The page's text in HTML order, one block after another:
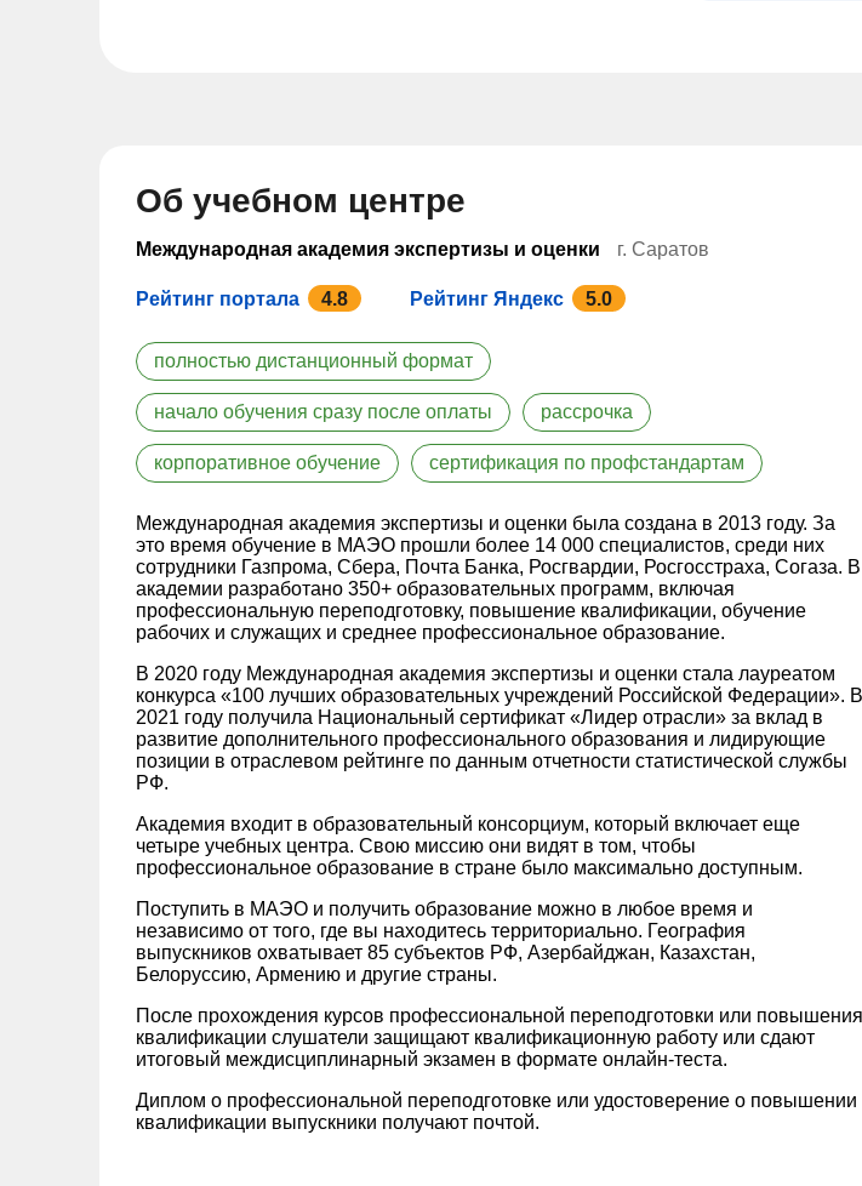
Об учебном центре
Международная академия экспертизы и оценки г. Саратов
Рейтинг портала 4.8 Рейтинг Яндекс 5.0
полностью дистанционный формат
начало обучения сразу после оплаты рассрочка
корпоративное обучение сертификация по профстандартам
Международная академия экспертизы и оценки была создана в 2013 году. За
это время обучение в МАЭО прошли более 14 000 специалистов, среди них
сотрудники Газпрома, Сбера, Почта Банка, Росгвардии, Росгосстраха, Согаза. В
академии разработано 350+ образовательных программ, включая
профессиональную переподготовку, повышение квалификации, обучение
рабочих и служащих и среднее профессиональное образование.
В 2020 году Международная академия экспертизы и оценки стала лауреатом
конкурса «100 лучших образовательных учреждений Российской Федерации». В
2021 году получила Национальный сертификат «Лидер отрасли» за вклад в
развитие дополнительного профессионального образования и лидирующие
позиции в отраслевом рейтинге по данным отчетности статистической службы
РФ.
Академия входит в образовательный консорциум, который включает еще
четыре учебных центра. Свою миссию они видят в том, чтобы
профессиональное образование в стране было максимально доступным.
Поступить в МАЭО и получить образование можно в любое время и
независимо от того, где вы находитесь территориально. География
выпускников охватывает 85 субъектов РФ, Азербайджан, Казахстан,
Белоруссию, Армению и другие страны.
После прохождения курсов профессиональной переподготовки или повышения
квалификации слушатели защищают квалификационную работу или сдают
итоговый междисциплинарный экзамен в формате онлайн-теста.
Диплом о профессиональной переподготовке или удостоверение о повышении
квалификации выпускники получают почтой.